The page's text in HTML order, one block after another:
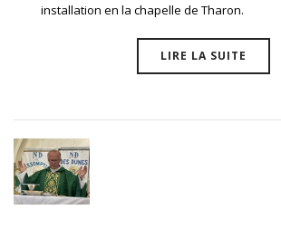
installation en la chapelle de Tharon.
LIRE LA SUITE